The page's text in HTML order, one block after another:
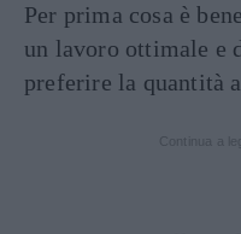
Per prima cosa è
un lavoro ottimale e
preferire la quantità